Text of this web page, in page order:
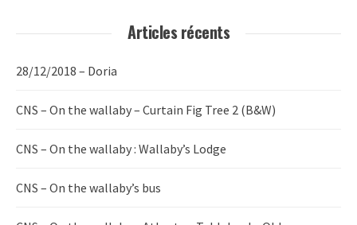
Articles récents
28/12/2018 – Doria
CNS – On the wallaby – Curtain Fig Tree 2 (B&W)
CNS – On the wallaby : Wallaby’s Lodge
CNS – On the wallaby’s bus